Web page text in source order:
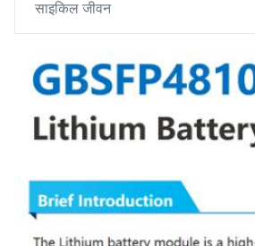
साइकिल जीवन